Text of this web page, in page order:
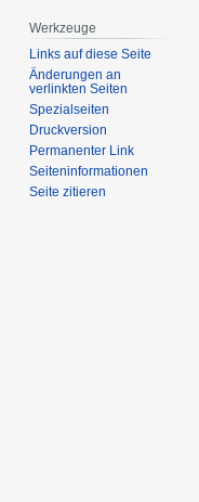
Werkzeuge
Links auf diese Seite
Änderungen an
verlinkten Seiten
Spezialseiten
Druckversion
Permanenter Link
Seiten­­informationen
Seite zitieren